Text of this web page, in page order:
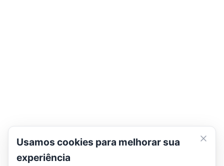
Usamos cookies para melhorar sua
experiência